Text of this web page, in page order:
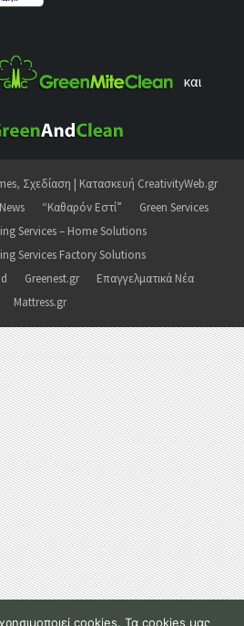
και
, Σχεδίαση | Κατασκευή CreativityWeb.gr
“Καθαρόν Εστί”
Green Services
Services – Home Solutions
Services Factory Solutions
Greenest.gr
Επαγγελματικά Νέα
Mattress.gr
cookies. Τα cookies μας